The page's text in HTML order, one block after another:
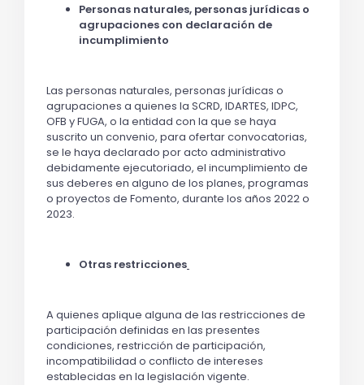
Personas naturales, personas jurídicas o
agrupaciones con declaración de
incumplimiento
Las personas naturales, personas jurídicas o
agrupaciones a quienes la SCRD, IDARTES, IDPC,
OFB y FUGA, o la entidad con la que se haya
suscrito un convenio, para ofertar convocatorias,
se le haya declarado por acto administrativo
debidamente ejecutoriado, el incumplimiento de
sus deberes en alguno de los planes, programas
o proyectos de Fomento, durante los años 2022 o
2023.
Otras restricciones
A quienes aplique alguna de las restricciones de
participación definidas en las presentes
condiciones, restricción de participación,
incompatibilidad o conflicto de intereses
establecidas en la legislación vigente.